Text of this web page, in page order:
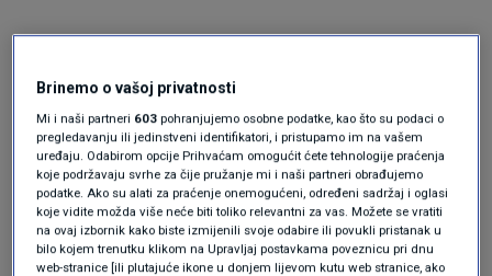
Oglas
Brinemo o vašoj privatnosti
Mi i naši partneri 603 pohranjujemo osobne podatke, kao što su podaci o
pregledavanju ili jedinstveni identifikatori, i pristupamo im na vašem
uređaju. Odabirom opcije Prihvaćam omogućit ćete tehnologije praćenja
koje podržavaju svrhe za čije pružanje mi i naši partneri obrađujemo
podatke. Ako su alati za praćenje onemogućeni, određeni sadržaj i oglasi
koje vidite možda više neće biti toliko relevantni za vas. Možete se vratiti
na ovaj izbornik kako biste izmijenili svoje odabire ili povukli pristanak u
bilo kojem trenutku klikom na Upravljaj postavkama poveznicu pri dnu
web-stranice [ili plutajuće ikone u donjem lijevom kutu web stranice, ako